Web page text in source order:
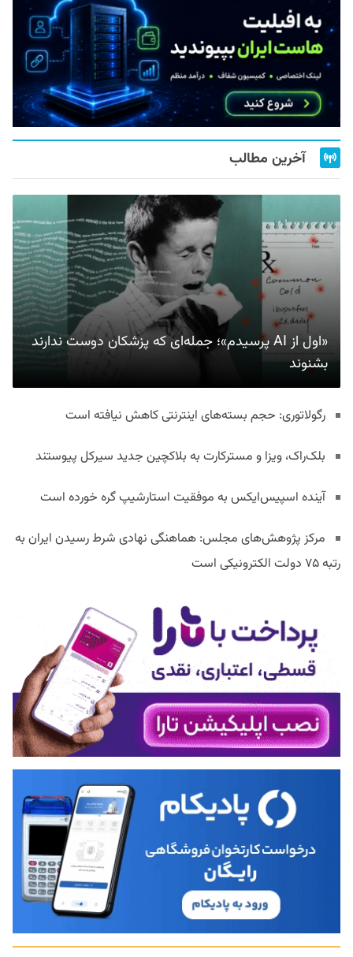
آخرین مطالب
«اول از AI پرسیدم»؛ جمله‌ای که پزشکان دوست ندارند
بشنوند
رگولاتوری: حجم بسته‌های اینترنتی کاهش نیافته است
بلک‌راک، ویزا و مسترکارت به بلاکچین جدید سیرکل پیوستند
آینده اسپیس‌ایکس به موفقیت استارشیپ گره خورده است
مرکز پژوهش‌های مجلس: هماهنگی نهادی شرط رسیدن ایران به
رتبه ۷۵ دولت الکترونیکی است